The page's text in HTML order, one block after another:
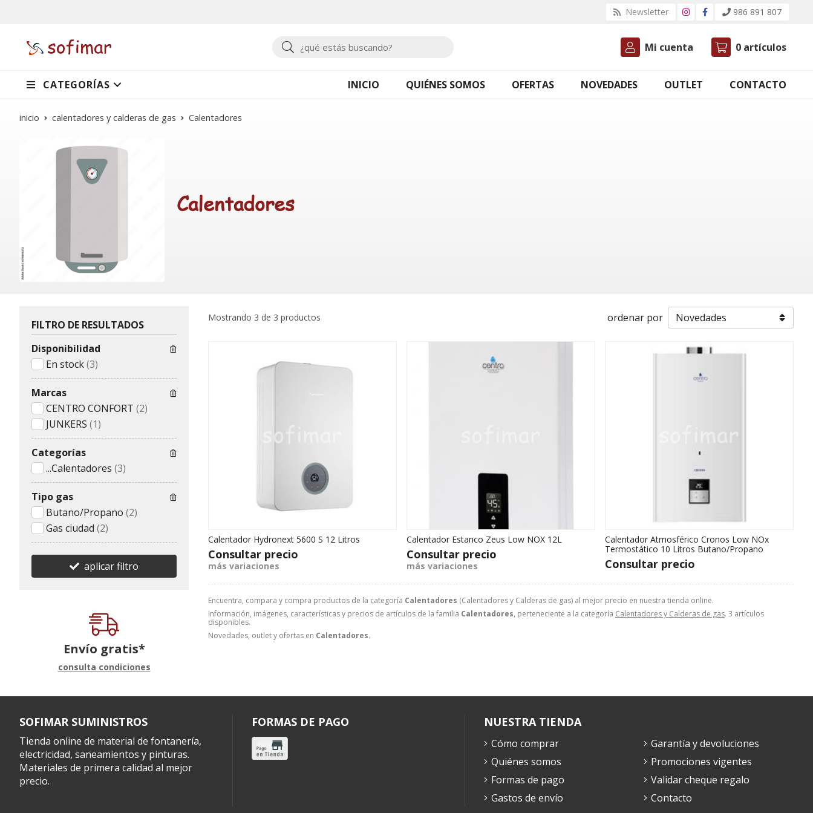
Newsletter 986 891 807
Buscar Mi cuenta 0 artículos
CATEGORÍAS INICIO QUIÉNES SOMOS OFERTAS NOVEDADES OUTLET CONTACTO
inicio calentadores y calderas de gas Calentadores
Calentadores
Encuentra, compara y compra productos de la categoría Calentadores (Calentadores y Calderas de gas) al mejor precio en nuestra tienda online.
Información, imágenes, características y precios de artículos de la familia Calentadores, perteneciente a la categoría Calentadores y Calderas de gas. 3 artículos
disponibles.
Novedades, outlet y ofertas en Calentadores.
Mostrando 3 de 3 productos ordenar por
Calentador Hydronext 5600 S 12 Litros
Consultar precio
más variaciones
Calentador Estanco Zeus Low NOX 12L
Consultar precio
más variaciones
Calentador Atmosférico Cronos Low NOx
Termostático 10 Litros Butano/Propano
Consultar precio
FILTRO DE RESULTADOS
Disponibilidad
En stock(3)
Marcas
CENTRO CONFORT (2)
JUNKERS (1)
Categorías
...Calentadores (3)
Tipo gas
Butano/Propano (2)
Gas ciudad (2)
aplicar filtro
Envío gratis*
consulta condiciones
SOFIMAR SUMINISTROS
Tienda online de material de fontanería,
electricidad, saneamientos y pinturas.
Materiales de primera calidad al mejor
precio.
FORMAS DE PAGO NUESTRA TIENDA
Cómo comprar
Quiénes somos
Formas de pago
Gastos de envío
Garantía y devoluciones
Promociones vigentes
Validar cheque regalo
Contacto